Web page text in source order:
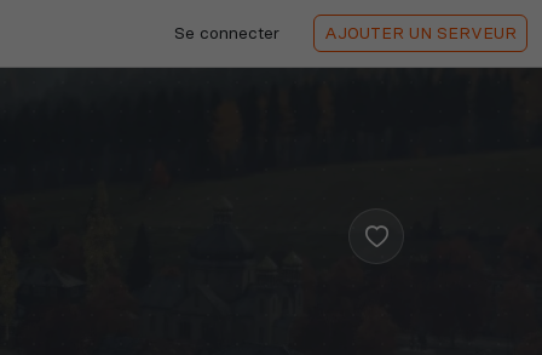
Se connecter AJOUTER UN SERVEUR